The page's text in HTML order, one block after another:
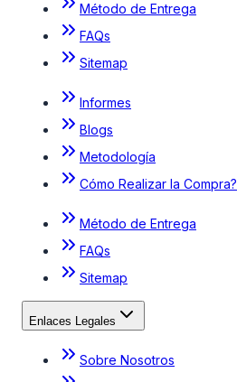
Método de Entrega
FAQs
Sitemap
Informes
Blogs
Metodología
Cómo Realizar la Compra?
Método de Entrega
FAQs
Sitemap
Enlaces Legales
Sobre Nosotros